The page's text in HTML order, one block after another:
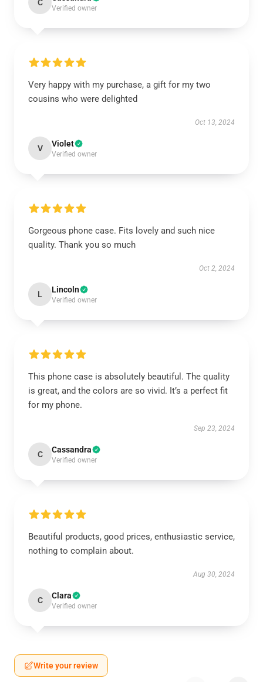
C
Verified owner
Very happy with my purchase, a gift for my two
cousins who were delighted
Oct 13, 2024
V Violet
Verified owner
Gorgeous phone case. Fits lovely and such nice
quality. Thank you so much
Oct 2, 2024
L Lincoln
Verified owner
This phone case is absolutely beautiful. The quality
is great, and the colors are so vivid. It’s a perfect fit
for my phone.
Sep 23, 2024
C Cassandra
Verified owner
Beautiful products, good prices, enthusiastic service,
nothing to complain about.
Aug 30, 2024
C Clara
Verified owner
Write your review